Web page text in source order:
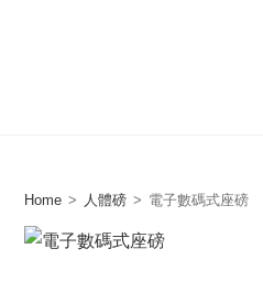
Home > 人體磅 > 電子數碼式座磅